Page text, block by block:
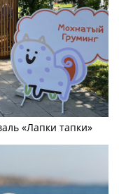
«Лапки тапки»